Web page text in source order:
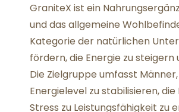
GraniteX ist ein
und das allgemeine
Kategorie der natürlichen
fördern, die Energie zu
Die Zielgruppe umfasst
Energielevel zu stabilisieren,
Stress zu Leistungsfähigkeit zu